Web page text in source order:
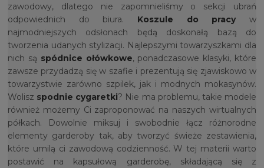
zawodowy, dlatego nie zapomnieliśmy o sekcji ubrań
odpowiednich do biura. Koszule do pracyw
najmodniejszych odsłonach będą doskonałą bazą do
tworzenia udanych stylizacji. Najlepszymi towarzyszkami dla
nich są spódnice ołówkowe, ponadczasowe klasyki, które
zawsze przydadzą się w szafie i prezentują się zjawiskowo w
towarzystwie zarówno szpilek, jak i modnych mokasynów.
Wolisz spodnie cygaretki? Nie ma problemu, takie modele
również możemy Ci zaproponować na naszych wirtualnych
półkach. Dowolnie miksuj i swobodnie łącz różnorodne
elementy garderoby tak, aby tworzyć świeże zestawienia,
które umilą ci zawodową codzienność. W tej materii warto
postawić na kapsułową garderobę, składającą się z